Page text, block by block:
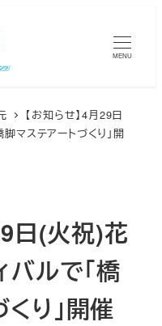
MENU
【お知らせ】4月29日
マステアートづくり」開
日(火祝)花
ルで「橋
り」開催